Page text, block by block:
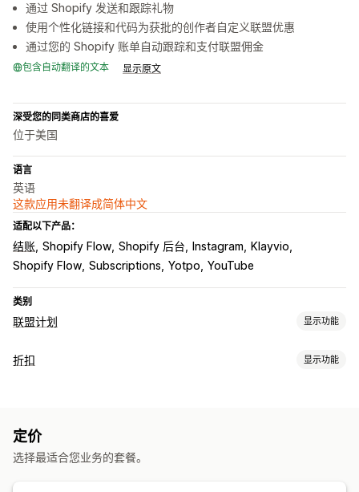
通过 Shopify 发送和跟踪礼物
使用个性化链接和代码为获批的创作者自定义联盟优惠
通过您的 Shopify 账单自动跟踪和支付联盟佣金
包含自动翻译的文本 显示原文
深受您的同类商店的喜爱
位于美国
语言
英语
这款应用未翻译成简体中文
适配以下产品：
结账 Shopify Flow Shopify 后台 Instagram
Klayvio
Shopify Flow Subscriptions Yotpo YouTube
类别
联盟计划 显示功能
佣金选项
联盟链接
联盟体验
折扣 显示功能
定价
选择最适合您业务的套餐。